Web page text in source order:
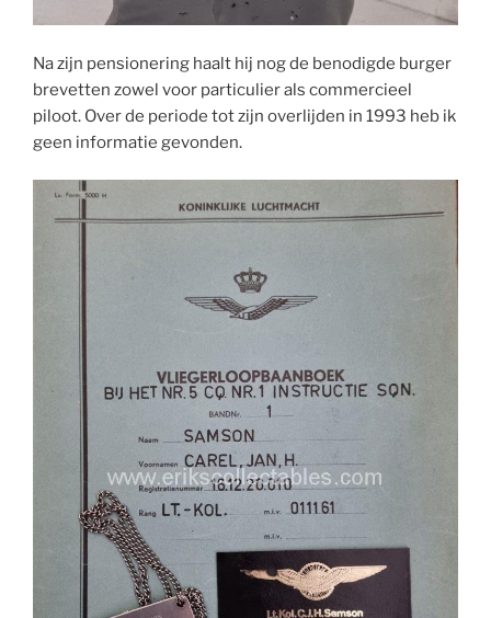
Na zijn pensionering haalt hij nog de benodigde burger
brevetten zowel voor particulier als commercieel
piloot. Over de periode tot zijn overlijden in 1993 heb ik
geen informatie gevonden.